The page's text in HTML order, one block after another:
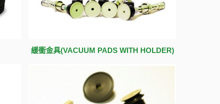
緩衝金具(VACUUM PADS WITH HOLDER)